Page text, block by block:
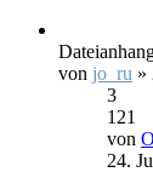
von jo_ru »
3
121
von
24.